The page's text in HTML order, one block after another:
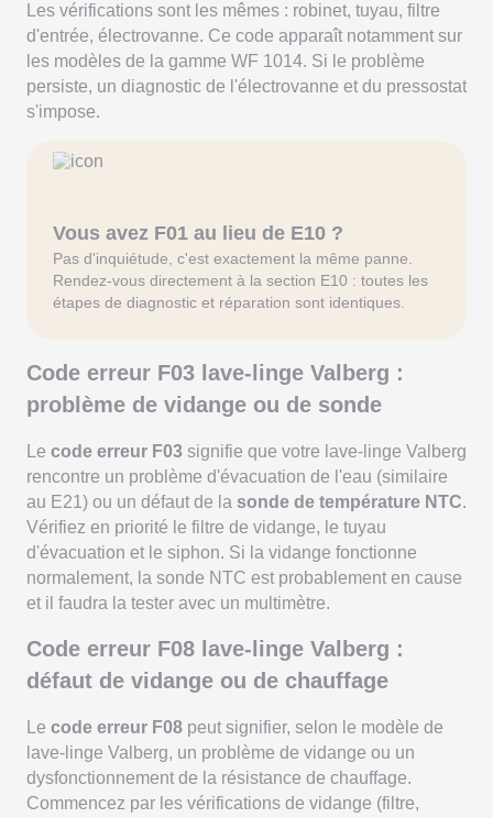
Les vérifications sont les mêmes : robinet, tuyau, filtre
d'entrée, électrovanne. Ce code apparaît notamment sur
les modèles de la gamme WF 1014. Si le problème
persiste, un diagnostic de l'électrovanne et du pressostat
s'impose.
Vous avez F01 au lieu de E10 ?
Pas d'inquiétude, c'est exactement la même panne.
Rendez-vous directement à la section E10 : toutes les
étapes de diagnostic et réparation sont identiques.
Code erreur F03 lave-linge Valberg :
problème de vidange ou de sonde
Le code erreur F03 signifie que votre lave-linge Valberg
rencontre un problème d'évacuation de l'eau (similaire
au E21) ou un défaut de la sonde de température NTC.
Vérifiez en priorité le filtre de vidange, le tuyau
d'évacuation et le siphon. Si la vidange fonctionne
normalement, la sonde NTC est probablement en cause
et il faudra la tester avec un multimètre.
Code erreur F08 lave-linge Valberg :
défaut de vidange ou de chauffage
Le code erreur F08 peut signifier, selon le modèle de
lave-linge Valberg, un problème de vidange ou un
dysfonctionnement de la résistance de chauffage.
Commencez par les vérifications de vidange (filtre,